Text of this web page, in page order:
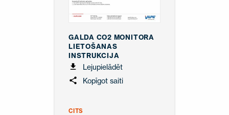
GALDA CO2 MONITORA
LIETOŠANAS
INSTRUKCIJA
Lejupielādēt
Kopīgot saiti
CITS